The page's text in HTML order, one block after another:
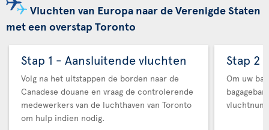
Vluchten van Europa naar de Verenigde Staten
met een overstap Toronto
Stap 1 - Aansluitende vluchten
Volg na het uitstappen de borden naar de
Canadese douane en vraag de controlerende
medewerkers van de luchthaven van Toronto
om hulp indien nodig.
Stap 2
Om uw